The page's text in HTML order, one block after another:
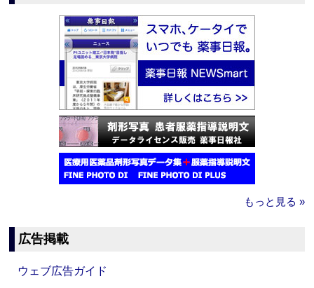
もっと見る »
広告掲載
ウェブ広告ガイド